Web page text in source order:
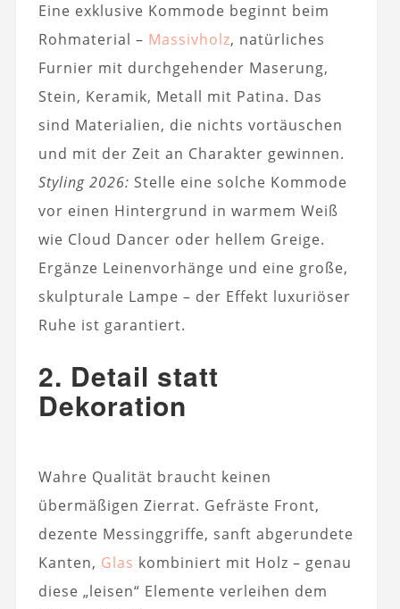
Eine exklusive Kommode beginnt beim
Rohmaterial – Massivholz, natürliches
Furnier mit durchgehender Maserung,
Stein, Keramik, Metall mit Patina. Das
sind Materialien, die nichts vortäuschen
und mit der Zeit an Charakter gewinnen.
Styling 2026: Stelle eine solche Kommode
vor einen Hintergrund in warmem Weiß
wie Cloud Dancer oder hellem Greige.
Ergänze Leinenvorhänge und eine große,
skulpturale Lampe – der Effekt luxuriöser
Ruhe ist garantiert.
2. Detail statt
Dekoration
Wahre Qualität braucht keinen
übermäßigen Zierrat. Gefräste Front,
dezente Messinggriffe, sanft abgerundete
Kanten, Glas kombiniert mit Holz – genau
diese „leisen“ Elemente verleihen dem